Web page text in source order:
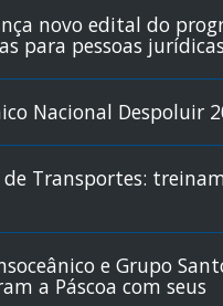
novo edital do
para pessoas jurídicas
Nacional Despoluir
de Transportes:
e Grupo
a Páscoa com seus